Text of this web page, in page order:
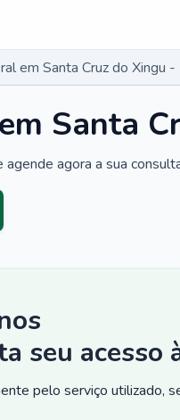
em Santa Cruz do Xingu -
Santa
agora a sua
seu acesso
pelo serviço utilizado,